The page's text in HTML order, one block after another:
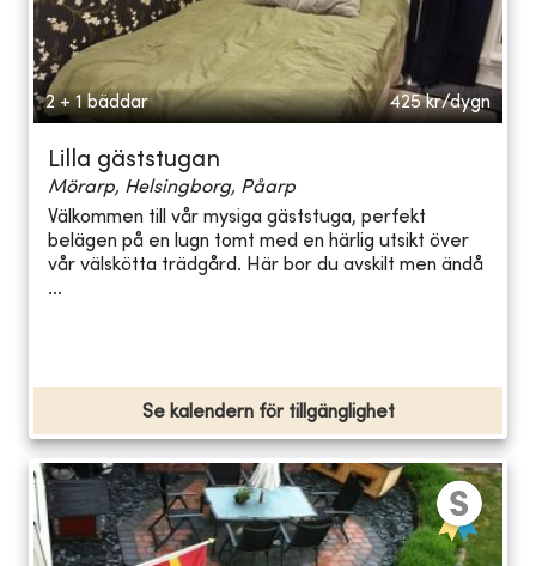
2 + 1 bäddar 425 kr/dygn
Lilla gäststugan
Mörarp, Helsingborg, Påarp
Välkommen till vår mysiga gäststuga, perfekt
belägen på en lugn tomt med en härlig utsikt över
vår välskötta trädgård. Här bor du avskilt men ändå
...
Se kalendern för tillgänglighet